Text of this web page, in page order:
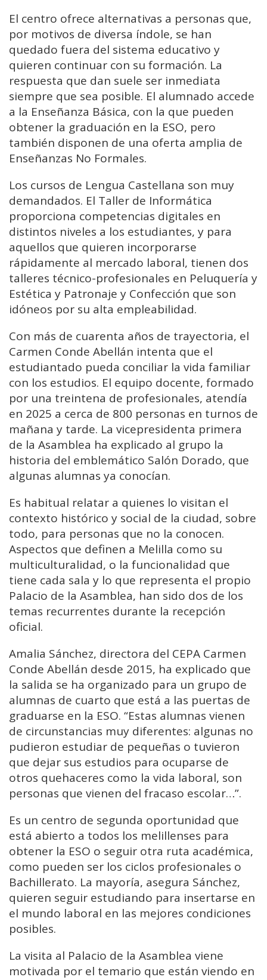
El centro ofrece alternativas a personas que,
por motivos de diversa índole, se han
quedado fuera del sistema educativo y
quieren continuar con su formación. La
respuesta que dan suele ser inmediata
siempre que sea posible. El alumnado accede
a la Enseñanza Básica, con la que pueden
obtener la graduación en la ESO, pero
también disponen de una oferta amplia de
Enseñanzas No Formales.
Los cursos de Lengua Castellana son muy
demandados. El Taller de Informática
proporciona competencias digitales en
distintos niveles a los estudiantes, y para
aquellos que quieren incorporarse
rápidamente al mercado laboral, tienen dos
talleres técnico-profesionales en Peluquería y
Estética y Patronaje y Confección que son
idóneos por su alta empleabilidad.
Con más de cuarenta años de trayectoria, el
Carmen Conde Abellán intenta que el
estudiantado pueda conciliar la vida familiar
con los estudios. El equipo docente, formado
por una treintena de profesionales, atendía
en 2025 a cerca de 800 personas en turnos de
mañana y tarde. La vicepresidenta primera
de la Asamblea ha explicado al grupo la
historia del emblemático Salón Dorado, que
algunas alumnas ya conocían.
Es habitual relatar a quienes lo visitan el
contexto histórico y social de la ciudad, sobre
todo, para personas que no la conocen.
Aspectos que definen a Melilla como su
multiculturalidad, o la funcionalidad que
tiene cada sala y lo que representa el propio
Palacio de la Asamblea, han sido dos de los
temas recurrentes durante la recepción
oficial.
Amalia Sánchez, directora del CEPA Carmen
Conde Abellán desde 2015, ha explicado que
la salida se ha organizado para un grupo de
alumnas de cuarto que está a las puertas de
graduarse en la ESO. “Estas alumnas vienen
de circunstancias muy diferentes: algunas no
pudieron estudiar de pequeñas o tuvieron
que dejar sus estudios para ocuparse de
otros quehaceres como la vida laboral, son
personas que vienen del fracaso escolar…”.
Es un centro de segunda oportunidad que
está abierto a todos los melillenses para
obtener la ESO o seguir otra ruta académica,
como pueden ser los ciclos profesionales o
Bachillerato. La mayoría, asegura Sánchez,
quieren seguir estudiando para insertarse en
el mundo laboral en las mejores condiciones
posibles.
La visita al Palacio de la Asamblea viene
motivada por el temario que están viendo en